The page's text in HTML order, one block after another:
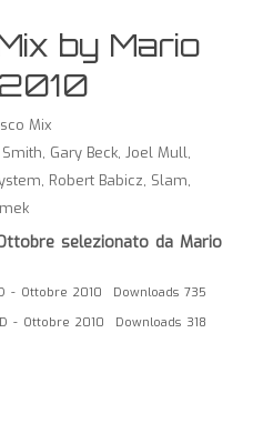
by Mario
Mix
, Gary Beck, Joel Mull,
, Robert Babicz, Slam,
selezionato da Mario
- Ottobre 2010
Downloads 735
- Ottobre 2010
Downloads 318